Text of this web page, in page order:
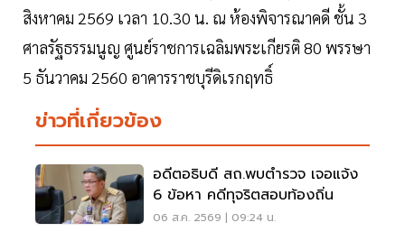
สิงหาคม 2569 เวลา 10.30 น. ณ ห้องพิจารณาคดี ชั้น 3
ศาลรัฐธรรมนูญ ศูนย์ราชการเฉลิมพระเกียรติ 80 พรรษา
5 ธันวาคม 2560 อาคารราชบุรีดิเรกฤทธิ์
ข่าวที่เกี่ยวข้อง
อดีตอธิบดี สถ.พบตำรวจ เจอแจ้ง
6 ข้อหา คดีทุจริตสอบท้องถิ่น
06 ส.ค. 2569 | 09:24 น.